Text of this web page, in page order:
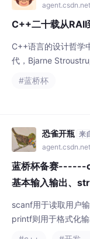
agent.csdn.net
C++二十载从RAII
C++语言的设计哲学
代，Bjarne
alization）这一核心
机制确保异常安全
#蓝桥杯
恐雀开瓶 来
agent.csdn.net
蓝桥杯备赛------
基本输入输出、
scanf用于读取用户
printf则用于格式化
数输出，%.3lf表示